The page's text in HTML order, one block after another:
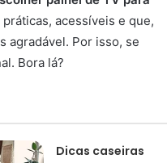
acessíveis e que,
agradável. Por isso, se
Bora lá?
Dicas caseiras